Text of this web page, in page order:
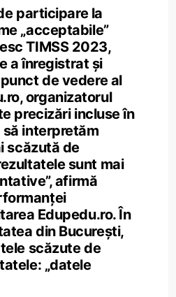
participare la
„acceptabile”
TIMSS 2023,
a înregistrat și
de vedere al
organizatorul
precizări incluse în
să interpretăm
scăzută de
sunt mai
afirmă
Edupedu.ro. În
din București,
scăzute de
„datele